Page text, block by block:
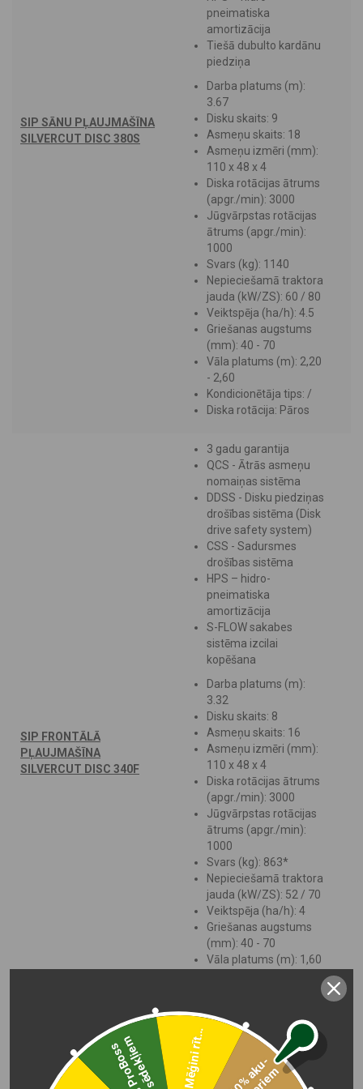
SIP SĀNU PĻAUJMAŠĪNA
SILVERCUT DISC 380S
pneimatiska
amortizācija
Tiešā dubulto kardānu
piedziņa
Darba platums (m):
3.67
Disku skaits: 9
Asmeņu skaits: 18
Asmeņu izmēri (mm):
110 x 48 x 4
Diska rotācijas ātrums
(apgr./min): 3000
Jūgvārpstas rotācijas
ātrums (apgr./min):
1000
Svars (kg): 1140
Nepieciešamā traktora
jauda (kW/ZS): 60 / 80
Veiktspēja (ha/h): 4.5
Griešanas augstums
(mm): 40 - 70
Vāla platums (m): 2,20
- 2,60
Kondicionētāja tips: /
Diska rotācija: Pāros
SIP FRONTĀLĀ
PĻAUJMAŠĪNA
SILVERCUT DISC 340F
3 gadu garantija
QCS - Ātrās asmeņu
nomaiņas sistēma
DDSS - Disku piedziņas
drošības sistēma (Disk
drive safety system)
CSS - Sadursmes
drošības sistēma
HPS – hidro-
pneimatiska
amortizācija
S-FLOW sakabes
sistēma izcilai
kopēšana
Darba platums (m):
3.32
Disku skaits: 8
Asmeņu skaits: 16
Asmeņu izmēri (mm):
110 x 48 x 4
Diska rotācijas ātrums
(apgr./min): 3000
Jūgvārpstas rotācijas
ātrums (apgr./min):
1000
Svars (kg): 863*
Nepieciešamā traktora
jauda (kW/ZS): 52 / 70
Veiktspēja (ha/h): 4
Griešanas augstums
(mm): 40 - 70
Vāla platums (m): 1,60
Kombinēti
Transportēšanas
platums (m): 3.28
-
1
0
%
a
k
u
-
m
u
l
a
t
o
r
i
e
m Mēģini rīt...